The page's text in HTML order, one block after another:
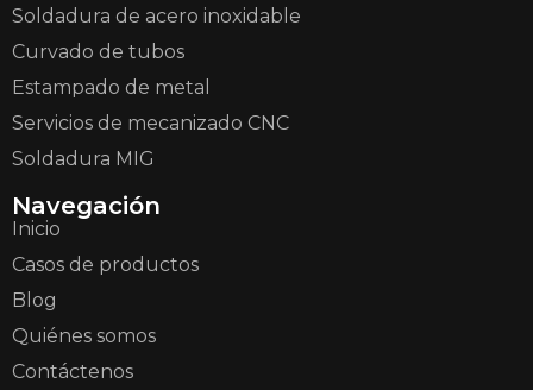
Soldadura de acero inoxidable
Curvado de tubos
Estampado de metal
Servicios de mecanizado CNC
Soldadura MIG
Navegación
Inicio
Casos de productos
Blog
Quiénes somos
Contáctenos